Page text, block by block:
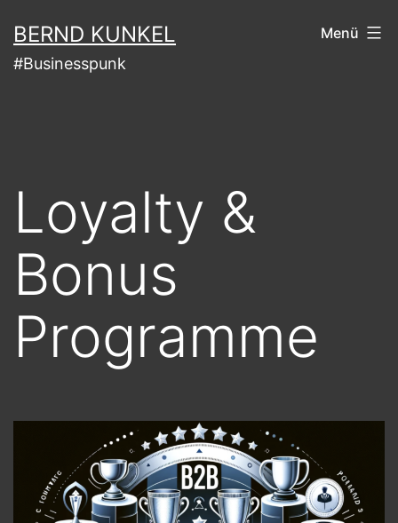
Inhalt
springen
BERND KUNKEL
#Businesspunk
Menü
Loyalty &
Bonus
Programme